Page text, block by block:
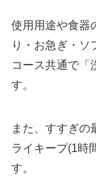
使用用途や食器
り・お急ぎ・ソ
コース共通で「
す。
また、すすぎの
ライキープ(1時
す。